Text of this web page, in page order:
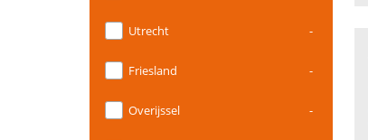
Utrecht -
Friesland -
Overijssel -